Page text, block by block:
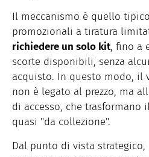
Il meccanismo è quello
promozionali a tiratura
richiedere un solo kit, fino a
scorte disponibili, senza
acquisto. In questo modo, il
non è legato al prezzo, ma
di accesso, che trasformano
quasi "da collezione".
Dal punto di vista